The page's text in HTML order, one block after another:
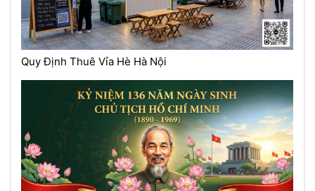
Quy Định Thuê Vỉa Hè Hà Nội